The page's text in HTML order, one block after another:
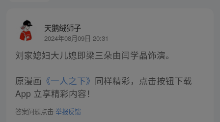
天鹅绒狮子
2024年08月09日 20:31
刘家媳妇大儿媳即梁三朵由闫学晶饰演。
原漫画 《一人之下》 同样精彩，点击按钮下载
App 立享精彩内容！
答案问题点击 举报反馈